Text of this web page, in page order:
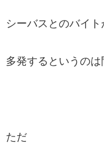
シーバスとのバイ
多発するというのは
ただ